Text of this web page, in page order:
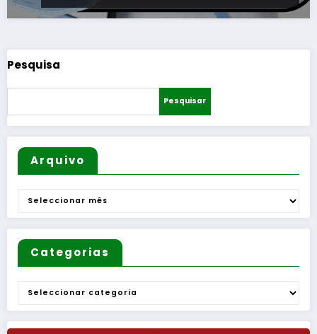
Pesquisa
Pesquisar
Arquivo
Arquivo
Categorias
Categorias